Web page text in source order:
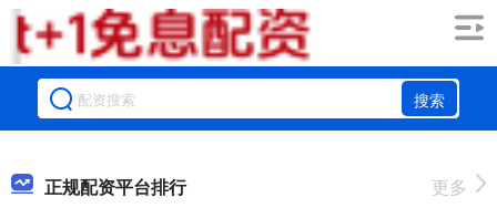
搜索
正规配资平台排行 更多